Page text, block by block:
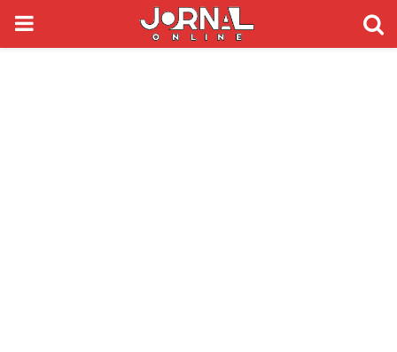
PRIMARY